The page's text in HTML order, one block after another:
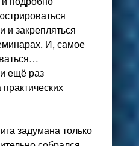
закрепляться
И, самое
ещё раз
задумана только